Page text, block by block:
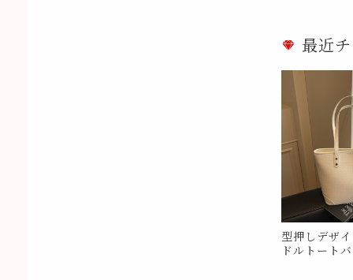
最近
型押しデザ
ドルトート